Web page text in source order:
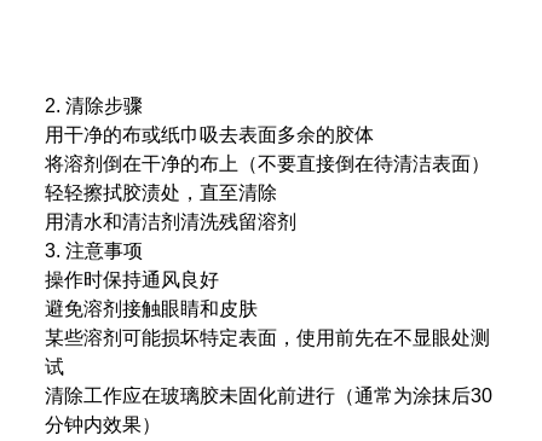
2. 清除步骤
用干净的布或纸巾吸去表面多余的胶体
将溶剂倒在干净的布上（不要直接倒在待清洁表面）
轻轻擦拭胶渍处，直至清除
用清水和清洁剂清洗残留溶剂
3. 注意事项
操作时保持通风良好
避免溶剂接触眼睛和皮肤
某些溶剂可能损坏特定表面，使用前先在不显眼处测
试
清除工作应在玻璃胶未固化前进行（通常为涂抹后30
分钟内效果）